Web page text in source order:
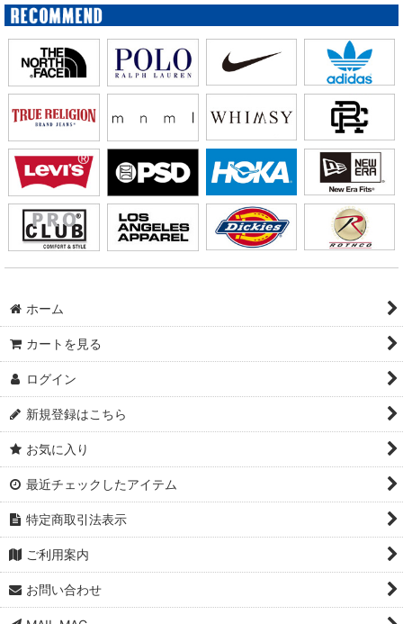
ホーム
カートを見る
ログイン
新規登録はこちら
お気に入り
最近チェックしたアイテム
特定商取引法表示
ご利用案内
お問い合わせ